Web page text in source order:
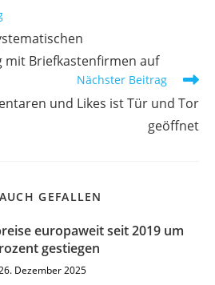
mit Briefkastenfirmen auf
Nächster Beitrag
und Likes ist Tür und Tor
geöffnet
GEFALLEN
europaweit seit 2019 um
gestiegen
Dezember 2025